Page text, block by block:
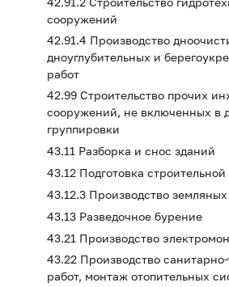
сооружений
42.91.4 Производство
дноуглубительных и
работ
42.99 Строительство прочих
сооружений, не включенных в
группировки
43.11 Разборка и снос зданий
43.12 Подготовка
43.12.3 Производство
43.13 Разведочное бурение
43.21 Производство
43.22 Производство
работ, монтаж отопительных